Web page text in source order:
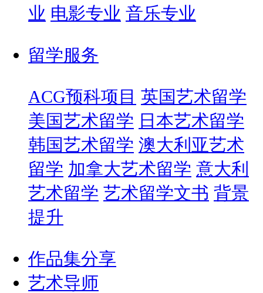
业 电影专业 音乐专业
留学服务
ACG预科项目 英国艺术留学
美国艺术留学 日本艺术留学
韩国艺术留学 澳大利亚艺术
留学 加拿大艺术留学 意大利
艺术留学 艺术留学文书 背景
提升
作品集分享
艺术导师